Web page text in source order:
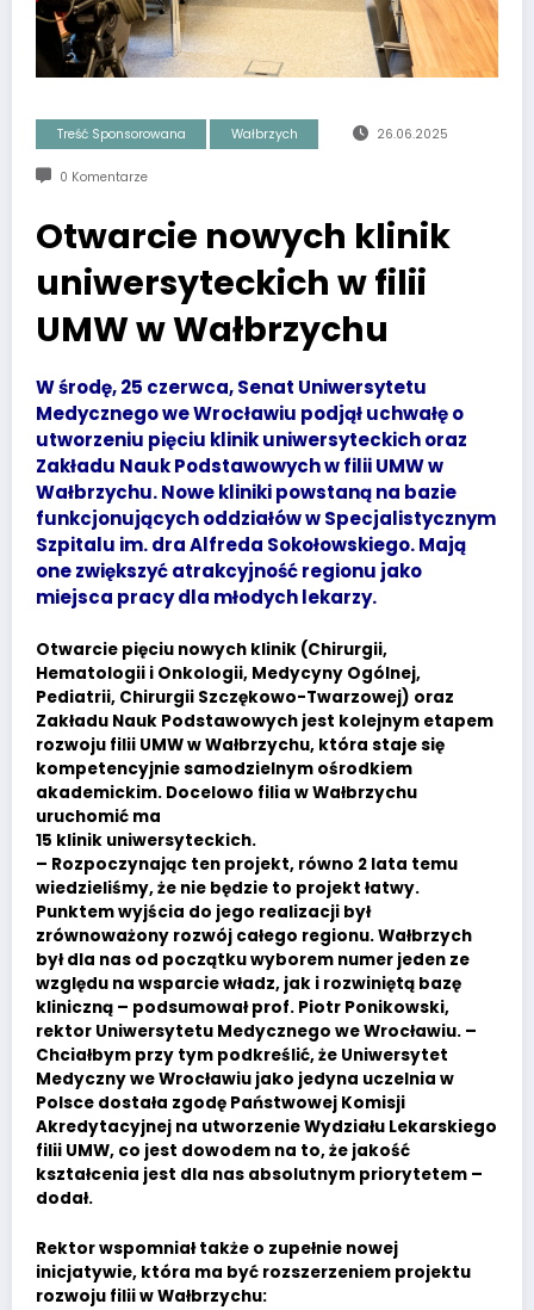
Treść Sponsorowana Wałbrzych 26.06.2025
0 Komentarze
Otwarcie nowych klinik
uniwersyteckich w filii
UMW w Wałbrzychu
W środę, 25 czerwca, Senat Uniwersytetu
Medycznego we Wrocławiu podjął uchwałę o
utworzeniu pięciu klinik uniwersyteckich oraz
Zakładu Nauk Podstawowych w filii UMW w
Wałbrzychu. Nowe kliniki powstaną na bazie
funkcjonujących oddziałów w Specjalistycznym
Szpitalu im. dra Alfreda Sokołowskiego. Mają
one zwiększyć atrakcyjność regionu jako
miejsca pracy dla młodych lekarzy.
Otwarcie pięciu nowych klinik (Chirurgii,
Hematologii i Onkologii, Medycyny Ogólnej,
Pediatrii, Chirurgii Szczękowo-Twarzowej) oraz
Zakładu Nauk Podstawowych jest kolejnym etapem
rozwoju filii UMW w Wałbrzychu, która staje się
kompetencyjnie samodzielnym ośrodkiem
akademickim. Docelowo filia w Wałbrzychu
uruchomić ma
15 klinik uniwersyteckich.
– Rozpoczynając ten projekt, równo 2 lata temu
wiedzieliśmy, że nie będzie to projekt łatwy.
Punktem wyjścia do jego realizacji był
zrównoważony rozwój całego regionu. Wałbrzych
był dla nas od początku wyborem numer jeden ze
względu na wsparcie władz, jak i rozwiniętą bazę
kliniczną – podsumował prof. Piotr Ponikowski,
rektor Uniwersytetu Medycznego we Wrocławiu. –
Chciałbym przy tym podkreślić, że Uniwersytet
Medyczny we Wrocławiu jako jedyna uczelnia w
Polsce dostała zgodę Państwowej Komisji
Akredytacyjnej na utworzenie Wydziału Lekarskiego
filii UMW, co jest dowodem na to, że jakość
kształcenia jest dla nas absolutnym priorytetem –
dodał.
Rektor wspomniał także o zupełnie nowej
inicjatywie, która ma być rozszerzeniem projektu
rozwoju filii w Wałbrzychu: